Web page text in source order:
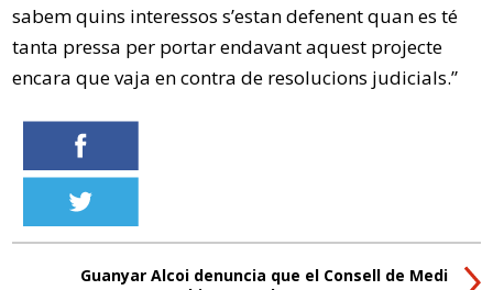
sabem quins interessos s’estan defenent quan es té
tanta pressa per portar endavant aquest projecte
encara que vaja en contra de resolucions judicials.”
Guanyar Alcoi denuncia que el Consell de Medi